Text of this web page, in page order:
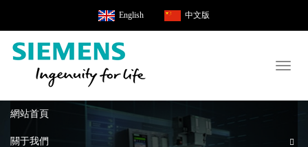
English 中文版
網站首頁
關于我們